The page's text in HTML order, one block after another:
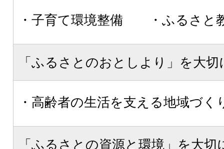
・子育て環境整備 ・ふるさと
「ふるさとのおとしより」を大
・高齢者の生活を支える地域づく
「ふるさとの資源と環境」を大切